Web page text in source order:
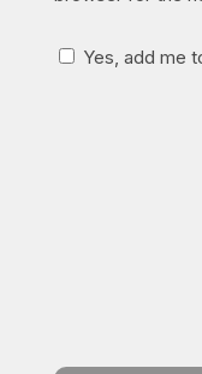
Yes, add me